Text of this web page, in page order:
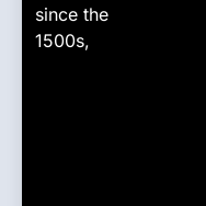
since the
1500s,